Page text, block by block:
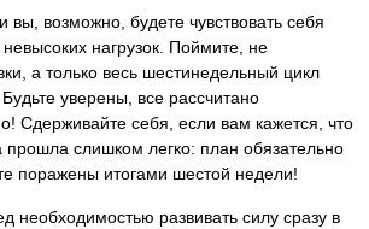
возможно, будете чувствовать себя
нагрузок. Поймите, не
а только весь шестинедельный цикл
уверены, все рассчитано
Сдерживайте себя, если вам кажется, что
прошла слишком легко: план обязательно
поражены итогами шестой недели!
необходимостью развивать силу сразу в